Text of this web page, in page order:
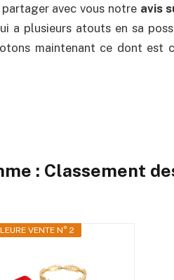
avec vous notre avis
a plusieurs atouts en sa
maintenant ce dont est
: Classement
VENTE N° 2